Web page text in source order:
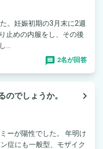
。妊娠初期の3月末に2週
止めの内服をし、その後
2名が回答
のでしょうか。
navigate_next
ーが陽性でした。 年明け
症にも一般型、モザイク